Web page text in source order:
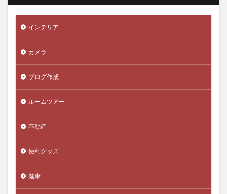
インテリア
カメラ
ブログ作成
ルームツアー
不動産
便利グッズ
健康